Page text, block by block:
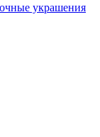
украшения